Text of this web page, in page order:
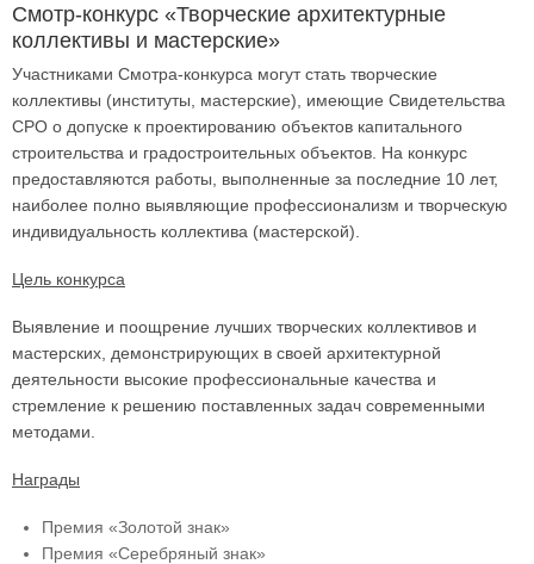
Смотр-конкурс «Творческие архитектурные
коллективы и мастерские»
Участниками Смотра-конкурса могут стать творческие
коллективы (институты, мастерские), имеющие Свидетельства
СРО о допуске к проектированию объектов капитального
строительства и градостроительных объектов. На конкурс
предоставляются работы, выполненные за последние 10 лет,
наиболее полно выявляющие профессионализм и творческую
индивидуальность коллектива (мастерской).
Цель конкурса
Выявление и поощрение лучших творческих коллективов и
мастерских, демонстрирующих в своей архитектурной
деятельности высокие профессиональные качества и
стремление к решению поставленных задач современными
методами.
Награды
Премия «Золотой знак»
Премия «Серебряный знак»